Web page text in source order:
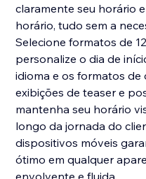
claramente seu horário
horário, tudo sem a
Selecione formatos de
personalize o dia de
idioma e os formatos de
exibições de teaser e
mantenha seu horário
longo da jornada do
dispositivos móveis
ótimo em qualquer